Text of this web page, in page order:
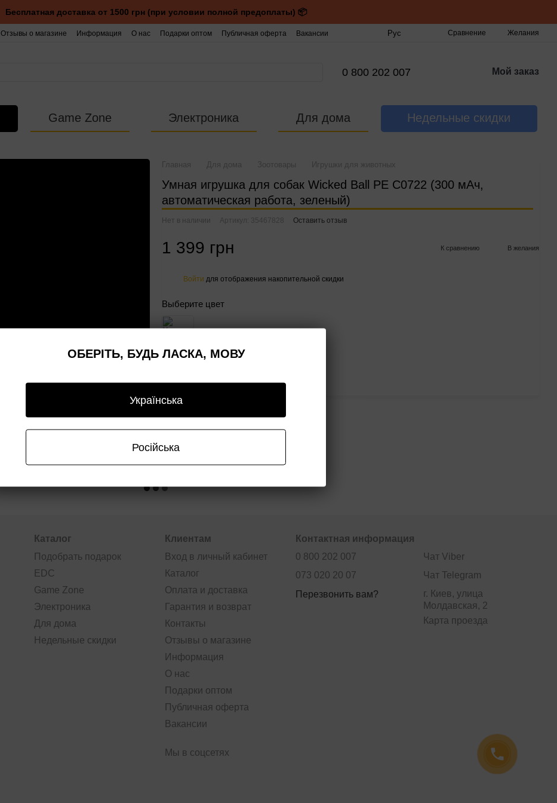
Бесплатная доставка от 1500 грн (при условии полной предоплаты) 📦
Отзывы о магазине Информация О нас Подарки оптом Публичная оферта Вакансии Рус Сравнение Желания
0 800 202 007 Мой заказ
Game Zone Электроника Для дома Недельные скидки
Главная Для дома Зоотовары Игрушки для животных
Умная игрушка для собак Wicked Ball PE C0722 (300 мАч,
автоматическая работа, зеленый)
Нет в наличии Артикул: 35467828 Оставить отзыв
1 399 грн К сравнению В желания
Войти для отображения накопительной скидки
Выберите цвет
Сообщить, когда появится
Отзывы Доставка Оплата Гарантия Опт/дроп
Каталог
Подобрать подарок
EDC
Game Zone
Электроника
Для дома
Недельные скидки
Клиентам
Вход в личный кабинет
Каталог
Оплата и доставка
Гарантия и возврат
Контакты
Отзывы о магазине
Информация
О нас
Подарки оптом
Публичная оферта
Вакансии
Мы в соцсетях
Контактная информация
0 800 202 007
073 020 20 07
Перезвонить вам?
Чат Viber
Чат Telegram
г. Киев, улица
Молдавская, 2
Карта проезда
ОБЕРІТЬ, БУДЬ ЛАСКА, МОВУ
Українська
Російська